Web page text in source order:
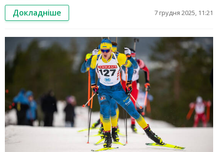
Докладніше 7 грудня 2025, 11:21